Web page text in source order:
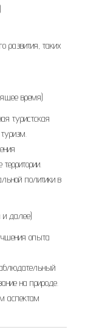
развития, таких
время)
туристская
политики в
и далее)
опыта
на природе.
аспектам